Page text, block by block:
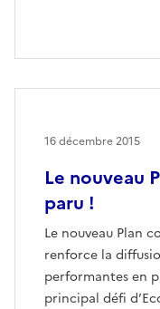
Le nouveau
paru !
Le nouveau Plan
renforce la
performantes en
principal défi
16 décembre 2015